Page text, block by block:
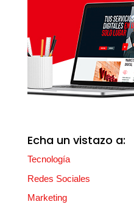
Echa un vistazo a:
Tecnología
Redes Sociales
Marketing